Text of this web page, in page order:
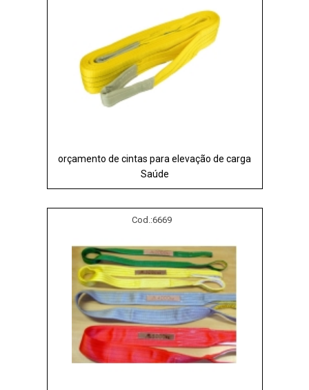
orçamento de cintas para elevação de carga
Saúde
Cod.:6669